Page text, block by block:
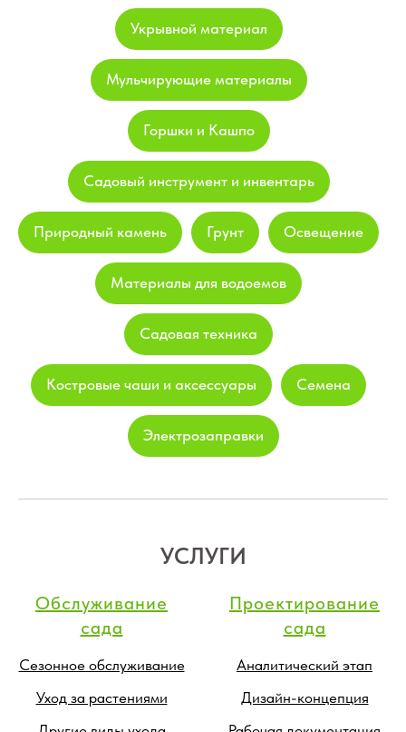
Укрывной материал
Мульчирующие материалы
Горшки и Кашпо
Садовый инструмент и инвентарь
Природный камень Грунт Освещение
Материалы для водоемов
Садовая техника
Костровые чаши и аксессуары Семена
Электрозаправки
УСЛУГИ
Обслуживание
сада
Сезонное обслуживание
Уход за растениями
Проектирование
сада
Аналитический этап
Дизайн-концепция